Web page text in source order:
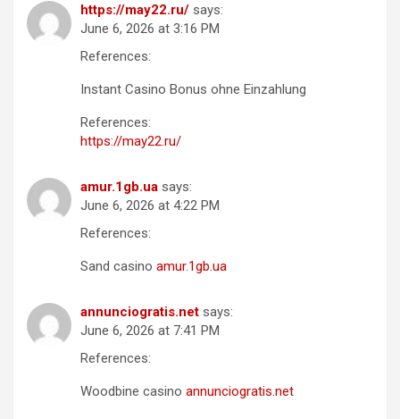
https://may22.ru/ says:
June 6, 2026 at 3:16 PM
References:
Instant Casino Bonus ohne Einzahlung
References:
https://may22.ru/
amur.1gb.ua says:
June 6, 2026 at 4:22 PM
References:
Sand casino amur.1gb.ua
annunciogratis.net says:
June 6, 2026 at 7:41 PM
References:
Woodbine casino annunciogratis.net